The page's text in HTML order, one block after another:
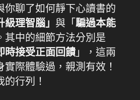
你聊了如何靜下心讀書的
級理智腦」 與「 騙過本能
其中的細節方法分別是
時接受正面回饋 」，這兩
實際體驗過，親測有效！
行列！